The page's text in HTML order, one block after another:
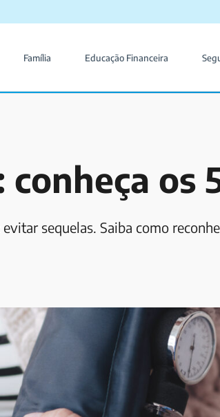
Família Educação Financeira
conheça os
sequelas. Saiba como